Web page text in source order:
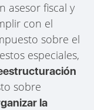
asesor fiscal y
con el
sobre el
especiales,
sobre
la